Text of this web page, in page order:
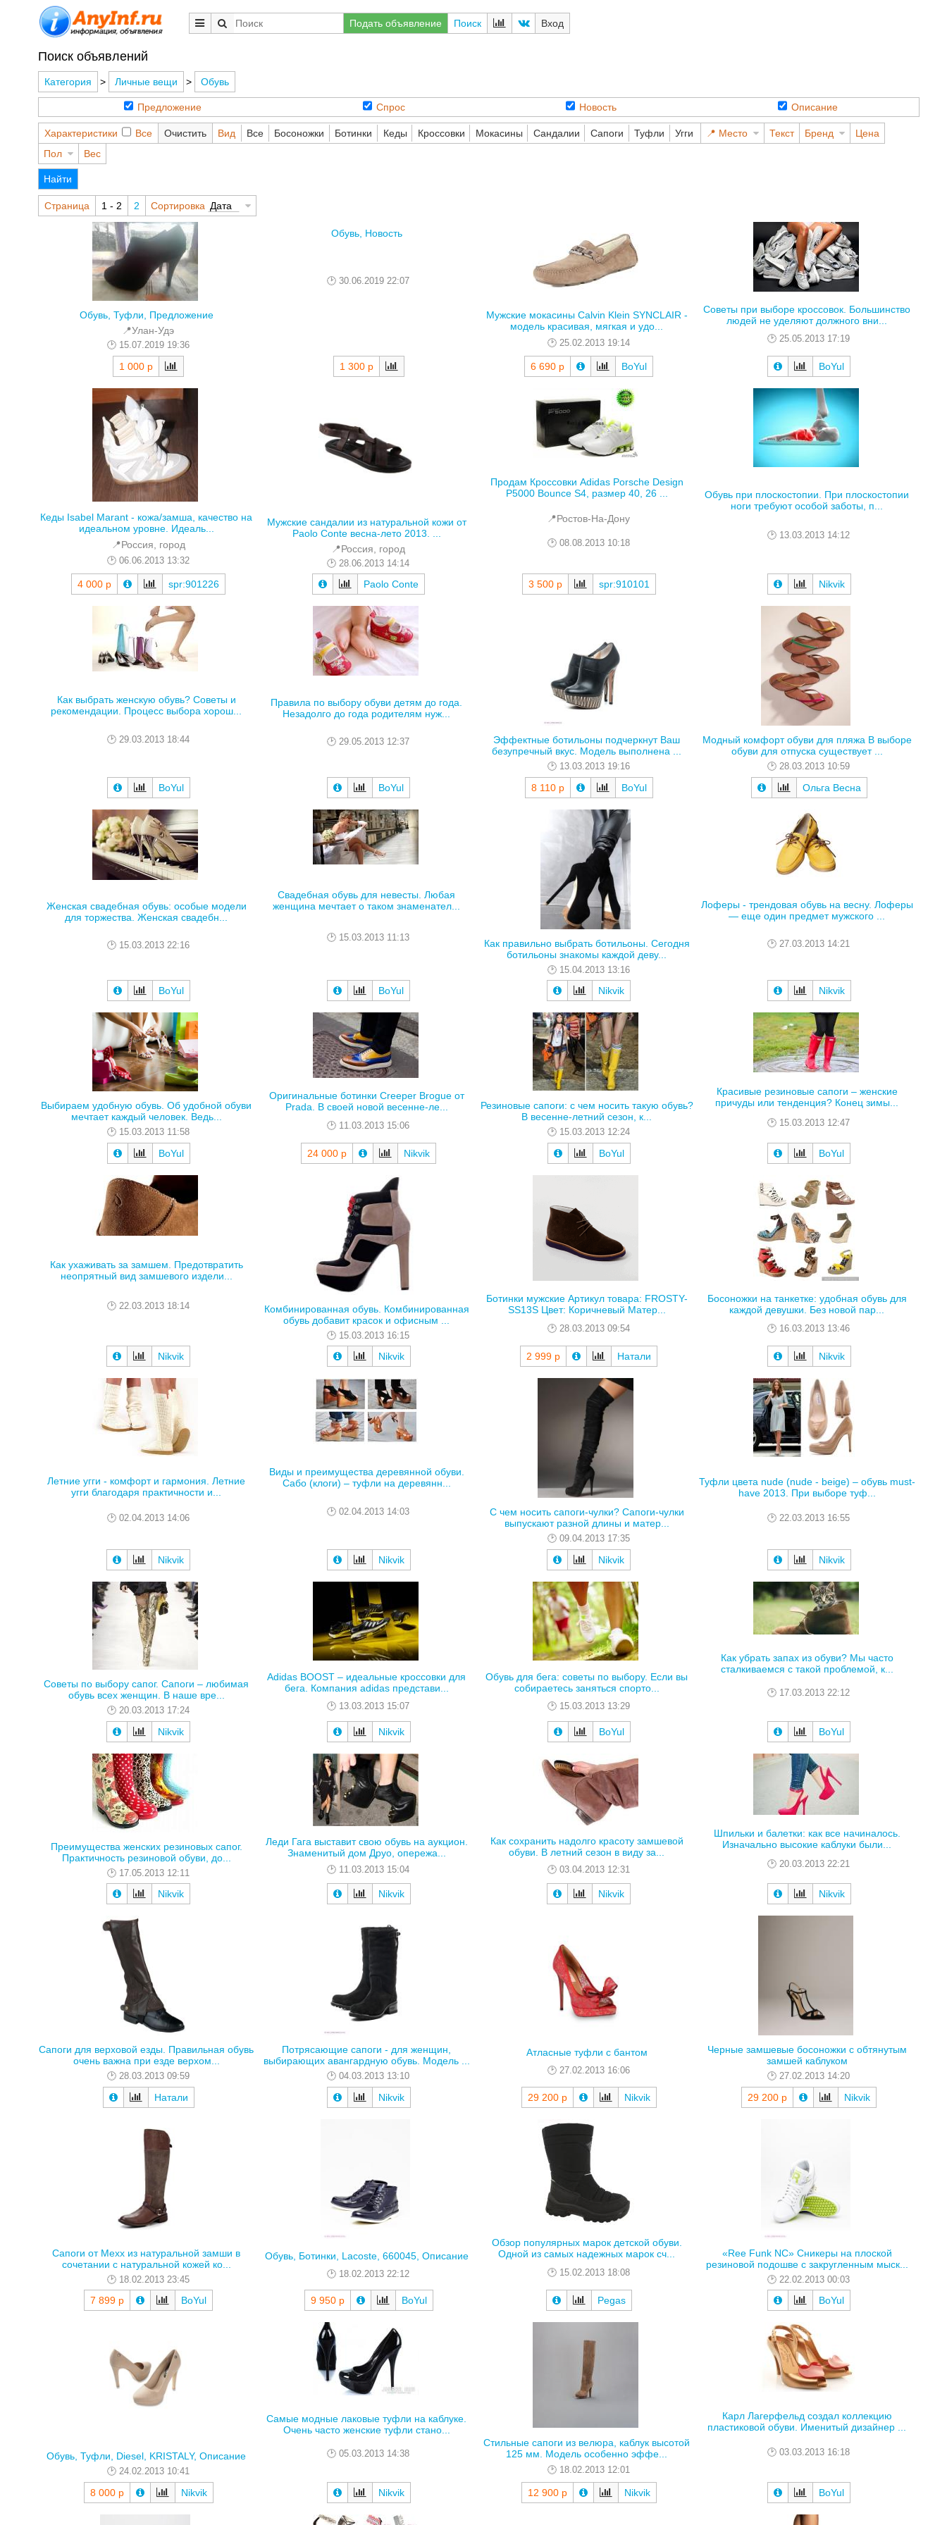
Подать объявление Поиск Вход
Поиск объявлений
Категория > Личные вещи > Обувь
Предложение Спрос Новость Описание
Характеристики Все Очистить Вид Все Босоножки Ботинки Кеды Кроссовки Мокасины Сандалии Сапоги Туфли Угги Место Текст Бренд
Цена
Пол
Вес
Найти
Страница 1 - 2 2 Сортировка Дата
Обувь, Туфли, Предложение
📍Улан-Удэ
15.07.2019 19:36
1 000 р
Обувь, Новость
30.06.2019 22:07
1 300 р
Мужские мокасины Сalvin Klein SYNCLAIR -
модель красивая, мягкая и удо...
25.02.2013 19:14
6 690 р BoYul
Советы при выборе кроссовок. Большинство
людей не уделяют должного вни...
25.05.2013 17:19
BoYul
Кеды Isabel Marant - кожа/замша, качество на
идеальном уровне. Идеаль...
📍Россия, город
06.06.2013 13:32
4 000 р spr:901226
Мужские сандалии из натуральной кожи от
Paolo Conte весна-лето 2013. ...
📍Россия, город
28.06.2013 14:14
Paolo Conte
Продам Кроссовки Adidas Porsche Design
P5000 Bounce S4, размер 40, 26 ...
📍Ростов-На-Дону
08.08.2013 10:18
3 500 р spr:910101
Обувь при плоскостопии. При плоскостопии
ноги требуют особой заботы, п...
13.03.2013 14:12
Nikvik
Как выбрать женскую обувь? Советы и
рекомендации. Процесс выбора хорош...
29.03.2013 18:44
BoYul
Правила по выбору обуви детям до года.
Незадолго до года родителям нуж...
29.05.2013 12:37
BoYul
Эффектные ботильоны подчеркнут Ваш
безупречный вкус. Модель выполнена ...
13.03.2013 19:16
8 110 р BoYul
Модный комфорт обуви для пляжа В выборе
обуви для отпуска существует ...
28.03.2013 10:59
Ольга Весна
Женская свадебная обувь: особые модели
для торжества. Женская свадебн...
15.03.2013 22:16
BoYul
Свадебная обувь для невесты. Любая
женщина мечтает о таком знаменател...
15.03.2013 11:13
BoYul
Как правильно выбрать ботильоны. Сегодня
ботильоны знакомы каждой деву...
15.04.2013 13:16
Nikvik
Лоферы - трендовая обувь на весну. Лоферы
— еще один предмет мужского ...
27.03.2013 14:21
Nikvik
Выбираем удобную обувь. Об удобной обуви
мечтает каждый человек. Ведь...
15.03.2013 11:58
BoYul
Оригинальные ботинки Creeper Brogue от
Prada. В своей новой весенне-ле...
11.03.2013 15:06
24 000 р Nikvik
Резиновые сапоги: с чем носить такую обувь?
В весенне-летний сезон, к...
15.03.2013 12:24
BoYul
Красивые резиновые сапоги – женские
причуды или тенденция? Конец зимы...
15.03.2013 12:47
BoYul
Как ухаживать за замшем. Предотвратить
неопрятный вид замшевого издели...
22.03.2013 18:14
Nikvik
Комбинированная обувь. Комбинированная
обувь добавит красок и офисным ...
15.03.2013 16:15
Nikvik
Ботинки мужские Артикул товара: FROSTY-
SS13S Цвет: Коричневый Матер...
28.03.2013 09:54
2 999 р Натали
Босоножки на танкетке: удобная обувь для
каждой девушки. Без новой пар...
16.03.2013 13:46
Nikvik
Летние угги - комфорт и гармония. Летние
угги благодаря практичности и...
02.04.2013 14:06
Nikvik
Виды и преимущества деревянной обуви.
Сабо (клоги) – туфли на деревянн...
02.04.2013 14:03
Nikvik
С чем носить сапоги-чулки? Сапоги-чулки
выпускают разной длины и матер...
09.04.2013 17:35
Nikvik
Туфли цвета nude (nude - beige) – обувь must-
have 2013. При выборе туф...
22.03.2013 16:55
Nikvik
Советы по выбору сапог. Сапоги – любимая
обувь всех женщин. В наше вре...
20.03.2013 17:24
Nikvik
Adidas BOOST – идеальные кроссовки для
бега. Компания adidas представи...
13.03.2013 15:07
Nikvik
Обувь для бега: советы по выбору. Если вы
собираетесь заняться спорто...
15.03.2013 13:29
BoYul
Как убрать запах из обуви? Мы часто
сталкиваемся с такой проблемой, к...
17.03.2013 22:12
BoYul
Преимущества женских резиновых сапог.
Практичность резиновой обуви, до...
17.05.2013 12:11
Nikvik
Леди Гага выставит свою обувь на аукцион.
Знаменитый дом Друо, опережа...
11.03.2013 15:04
Nikvik
Как сохранить надолго красоту замшевой
обуви. В летний сезон в виду за...
03.04.2013 12:31
Nikvik
Шпильки и балетки: как все начиналось.
Изначально высокие каблуки были...
20.03.2013 22:21
Nikvik
Сапоги для верховой езды. Правильная обувь
очень важна при езде верхом...
28.03.2013 09:59
Натали
Потрясающие сапоги - для женщин,
выбирающих авангардную обувь. Модель ...
04.03.2013 13:10
Nikvik
Атласные туфли с бантом
27.02.2013 16:06
29 200 р Nikvik
Черные замшевые босоножки с обтянутым
замшей каблуком
27.02.2013 14:20
29 200 р Nikvik
Сапоги от Mexx из натуральной замши в
сочетании с натуральной кожей ко...
18.02.2013 23:45
7 899 р BoYul
Обувь, Ботинки, Lacoste, 660045, Описание
18.02.2013 22:12
9 950 р BoYul
Обзор популярных марок детской обуви.
Одной из самых надежных марок сч...
15.02.2013 18:08
Pegas
«Ree Funk NC» Сникеры на плоской
резиновой подошве с закругленным мыск...
22.02.2013 00:03
BoYul
Обувь, Туфли, Diesel, KRISTALY, Описание
24.02.2013 10:41
8 000 р Nikvik
Самые модные лаковые туфли на каблуке.
Очень часто женские туфли стано...
05.03.2013 14:38
Nikvik
Стильные сапоги из велюра, каблук высотой
125 мм. Модель особенно эффе...
18.02.2013 12:01
12 900 р Nikvik
Карл Лагерфельд создал коллекцию
пластиковой обуви. Именитый дизайнер ...
03.03.2013 16:18
BoYul